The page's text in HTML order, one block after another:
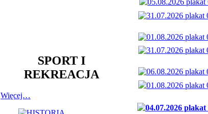
SPORT I
REKREACJA
Więcej…